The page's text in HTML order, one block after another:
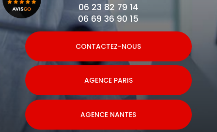
06 23 82 79 14
06 69 36 90 15
CONTACTEZ-NOUS
AGENCE PARIS
AGENCE NANTES
Voir le certificat